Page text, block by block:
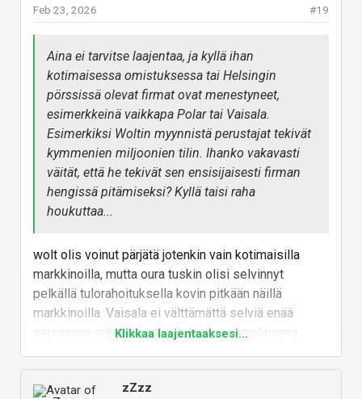
#19
Feb 23, 2026
Aina ei tarvitse laajentaa, ja kyllä ihan
kotimaisessa omistuksessa tai Helsingin
pörssissä olevat firmat ovat menestyneet,
esimerkkeinä vaikkapa Polar tai Vaisala.
Esimerkiksi Woltin myynnistä perustajat tekivät
kymmenien miljoonien tilin. Ihanko vakavasti
väität, että he tekivät sen ensisijaisesti firman
hengissä pitämiseksi? Kyllä taisi raha
houkuttaa...
wolt olis voinut pärjätä jotenkin vain kotimaisilla
markkinoilla, mutta oura tuskin olisi selvinnyt
pelkällä tulorahoituksella kovin pitkään näillä
markkinoilla. Vaisala ei välttämättä selviä enää
seuraavaa sukupolven vaihdosta suomalaisena
Polarilla on sama edessä, jos kasvaa, joutuu
myymään tai pysyy pienenä ja tulouttaa omistajille.
Klikkaa laajentaaksesi...
zZzz